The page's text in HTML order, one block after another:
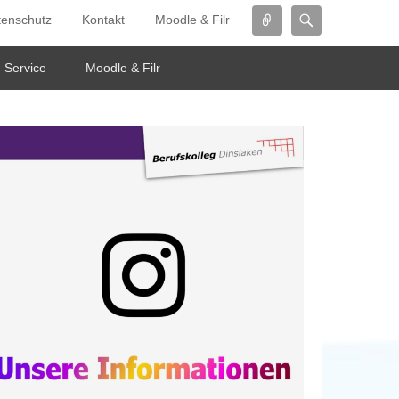
Connect
Kontakt Moodle & Filr
Service Moodle & Filr